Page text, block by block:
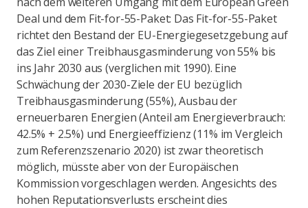
Deal und dem Fit-for-55-Paket: Das Fit-for-55-Paket
richtet den Bestand der EU-Energiegesetzgebung auf
das Ziel einer Treibhausgasminderung von 55% bis
ins Jahr 2030 aus (verglichen mit 1990). Eine
Schwächung der 2030-Ziele der EU bezüglich
Treibhausgasminderung (55%), Ausbau der
erneuerbaren Energien (Anteil am Energieverbrauch:
42.5% + 2.5%) und Energieeffizienz (11% im Vergleich
zum Referenzszenario 2020) ist zwar theoretisch
möglich, müsste aber von der Europäischen
Kommission vorgeschlagen werden. Angesichts des
hohen Reputationsverlusts erscheint dies